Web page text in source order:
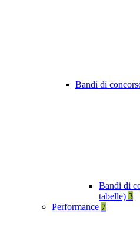
Bandi di
Bandi di
tabelle) 3
Performance 7